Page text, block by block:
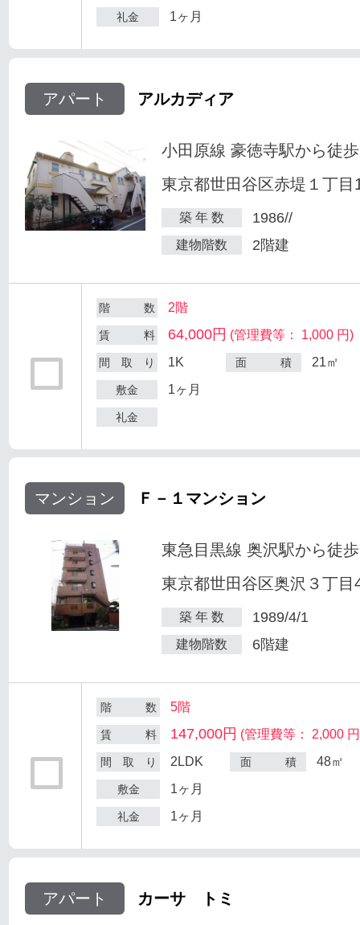
礼金 1ヶ月
アパート アルカディア
小田原線 豪徳寺駅から徒
東京都世田谷区赤堤１丁目
築 年 数 1986//
建物階数 2階建
階 数 2階
賃 料 64,000円 (管理費等： 1,000 円)
間 取 り 1K 面 積 21㎡
敷金 1ヶ月
礼金
マンション Ｆ－１マンション
東急目黒線 奥沢駅から徒
東京都世田谷区奥沢３丁目
築 年 数 1989/4/1
建物階数 6階建
階 数 5階
賃 料 147,000円 (管理費等： 2,000
間 取 り 2LDK 面 積 48㎡
敷金 1ヶ月
礼金 1ヶ月
アパート カーサ トミ